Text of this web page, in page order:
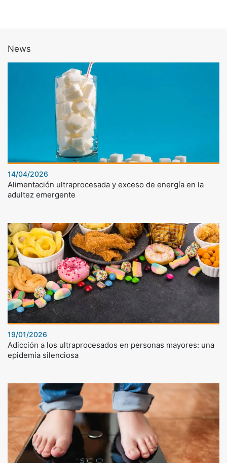
News
14/04/2026
Alimentación ultraprocesada y exceso de energía en la
adultez emergente
19/01/2026
Adicción a los ultraprocesados en personas mayores: una
epidemia silenciosa